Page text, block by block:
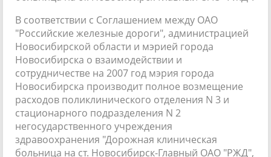
В соответствии с Соглашением между ОАО
"Российские железные дороги", администрацией
Новосибирской области и мэрией города
Новосибирска о взаимодействии и
сотрудничестве на 2007 год мэрия города
Новосибирска производит полное возмещение
расходов поликлинического отделения N 3 и
стационарного подразделения N 2
негосударственного учреждения
здравоохранения "Дорожная клиническая
больница на ст. Новосибирск-Главный ОАО "РЖД",